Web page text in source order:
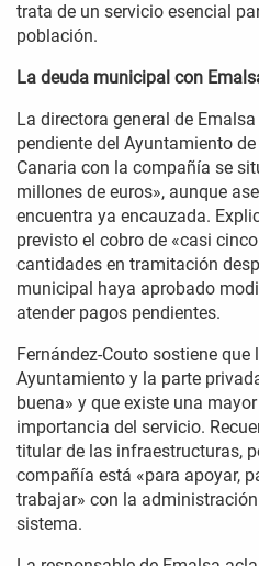
trata de un servicio esencial
población.
La deuda municipal con
La directora general de
pendiente del Ayuntamiento
Canaria con la compañía se
millones de euros», aunque
encuentra ya encauzada.
previsto el cobro de «casi
cantidades en tramitación
municipal haya aprobado
atender pagos pendientes.
Fernández-Couto sostiene que
Ayuntamiento y la parte
buena» y que existe una
importancia del servicio.
titular de las infraestructuras,
compañía está «para apoyar,
trabajar» con la
sistema.